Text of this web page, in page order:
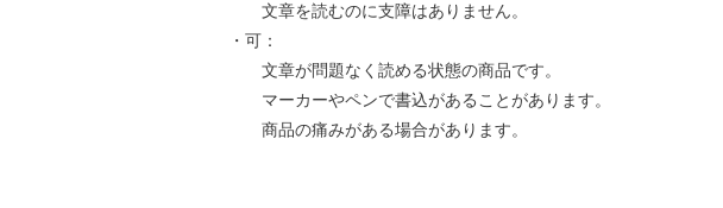
文章を読むのに支障はありません。
・可：
文章が問題なく読める状態の商品です。
マーカーやペンで書込があることがあります。
商品の痛みがある場合があります。